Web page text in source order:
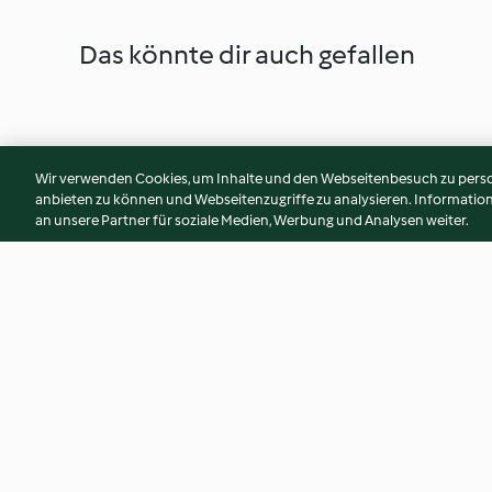
Das könnte dir auch gefallen
Wir verwenden Cookies, um Inhalte und den Webseitenbesuch zu
anbieten zu können und Webseitenzugriffe zu analysieren.
an unsere Partner für soziale Medien, Werbung und Analysen weiter.